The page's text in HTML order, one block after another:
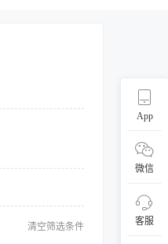
App
微信
客服
清空筛选条件